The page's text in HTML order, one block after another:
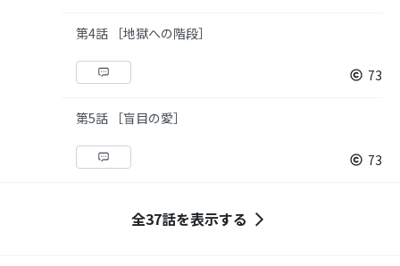
第4話 ［地獄への階段］
73
第5話 ［盲目の愛］
73
全37話を表示する